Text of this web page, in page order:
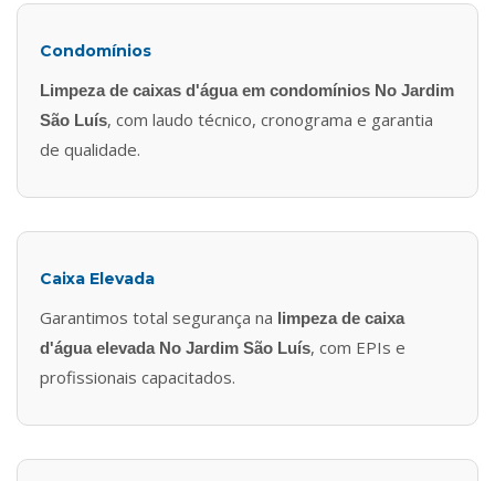
Condomínios
Limpeza de caixas d'água em condomínios No Jardim
São Luís, com laudo técnico, cronograma e garantia
de qualidade.
Caixa Elevada
Garantimos total segurança na limpeza de caixa
d'água elevada No Jardim São Luís, com EPIs e
profissionais capacitados.